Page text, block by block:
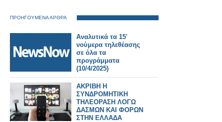
ΠΡΟΗΓΟΥΜΕΝΑ ΑΡΘΡΑ
Αναλυτικά τα 15'
νούμερα τηλεθέασης
σε όλα τα
προγράμματα
(10/4/2025)
ΑΚΡΙΒΗ Η
ΣΥΝΔΡΟΜΗΤΙΚΗ
ΤΗΛΕΟΡΑΣΗ ΛΟΓΩ
ΔΑΣΜΩΝ ΚΑΙ ΦΟΡΩΝ
ΣΤΗΝ ΕΛΛΑΔΑ